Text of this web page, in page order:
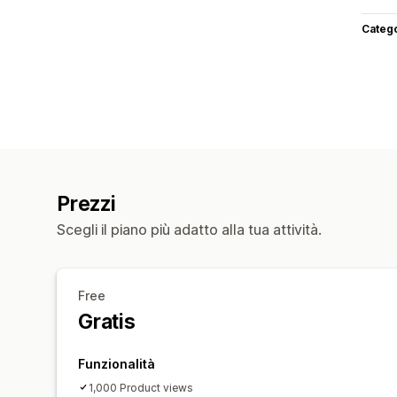
Prezzi
Scegli il piano più adatto alla tua attività.
Free
Gratis
Funzionalità
1,000 Product views